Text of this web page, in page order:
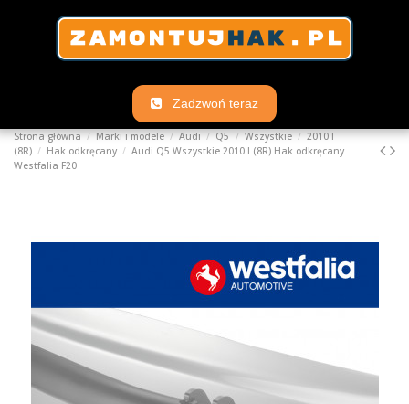
Zadzwoń teraz
Strona główna Marki i modele Audi Q5 Wszystkie
2010 I
(8R)
Hak odkręcany
Audi Q5 Wszystkie 2010 I (8R) Hak odkręcany
Westfalia F20